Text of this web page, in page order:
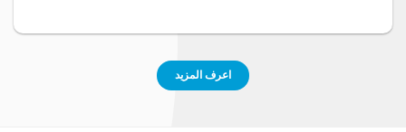
اعرف المزيد